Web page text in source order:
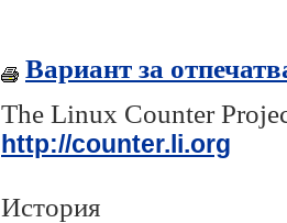
Вариант за
The Linux Counter
http://counter.li.org
История